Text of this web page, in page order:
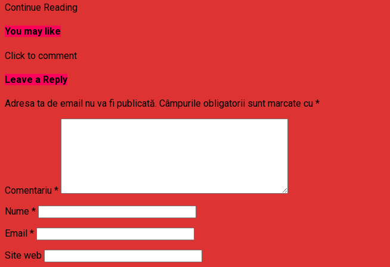
Continue Reading
You may like
Click to comment
Leave a Reply
Adresa ta de email nu va fi publicată. Câmpurile obligatorii sunt marcate cu *
Comentariu *
Nume *
Email *
Site web